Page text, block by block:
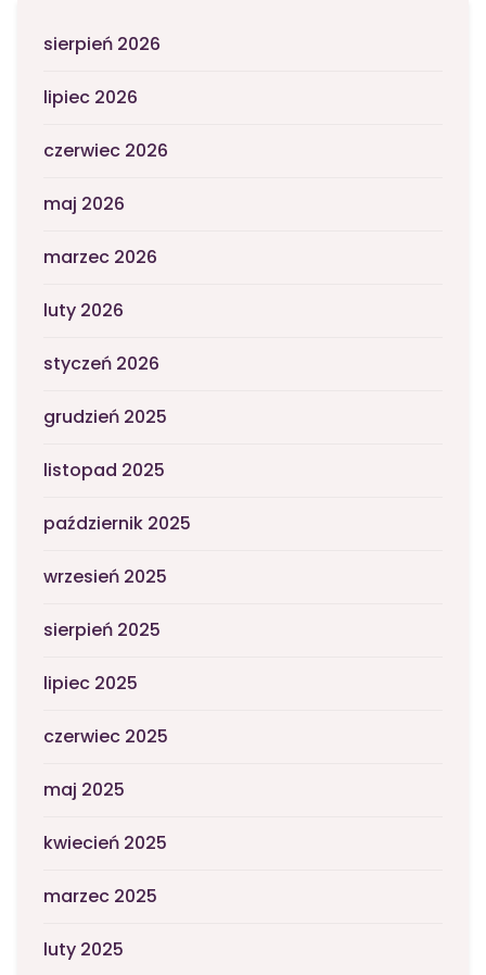
sierpień 2026
lipiec 2026
czerwiec 2026
maj 2026
marzec 2026
luty 2026
styczeń 2026
grudzień 2025
listopad 2025
październik 2025
wrzesień 2025
sierpień 2025
lipiec 2025
czerwiec 2025
maj 2025
kwiecień 2025
marzec 2025
luty 2025